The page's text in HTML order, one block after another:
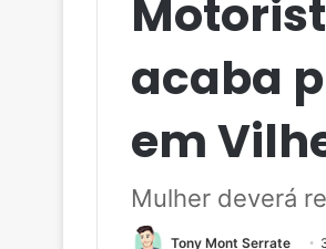
acaba
em
Mulher deverá
Tony Mont Serrate